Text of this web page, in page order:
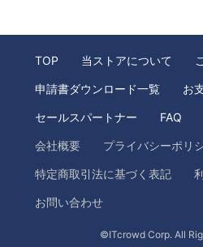
TOP 当ストアについて
申請書ダウンロード一覧 お
セールスパートナー FAQ
会社概要 プライバシーポリ
特定商取引法に基づく表記
お問い合わせ
©ITcrowd Corp. All